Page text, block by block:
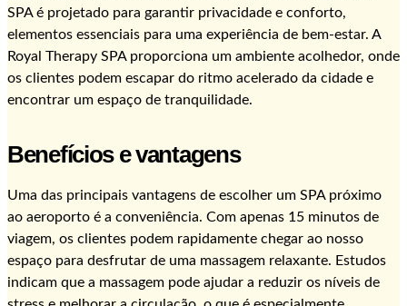
SPA é projetado para garantir privacidade e conforto,
elementos essenciais para uma experiência de bem-estar. A
Royal Therapy SPA proporciona um ambiente acolhedor, onde
os clientes podem escapar do ritmo acelerado da cidade e
encontrar um espaço de tranquilidade.
Benefícios e vantagens
Uma das principais vantagens de escolher um SPA próximo
ao aeroporto é a conveniência. Com apenas 15 minutos de
viagem, os clientes podem rapidamente chegar ao nosso
espaço para desfrutar de uma massagem relaxante. Estudos
indicam que a massagem pode ajudar a reduzir os níveis de